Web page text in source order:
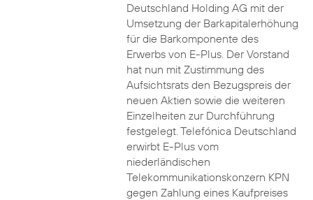
Deutschland Holding AG mit der
Umsetzung der Barkapitalerhöhung
für die Barkomponente des
Erwerbs von E-Plus. Der Vorstand
hat nun mit Zustimmung des
Aufsichtsrats den Bezugspreis der
neuen Aktien sowie die weiteren
Einzelheiten zur Durchführung
festgelegt. Telefónica Deutschland
erwirbt E-Plus vom
niederländischen
Telekommunikationskonzern KPN
gegen Zahlung eines Kaufpreises